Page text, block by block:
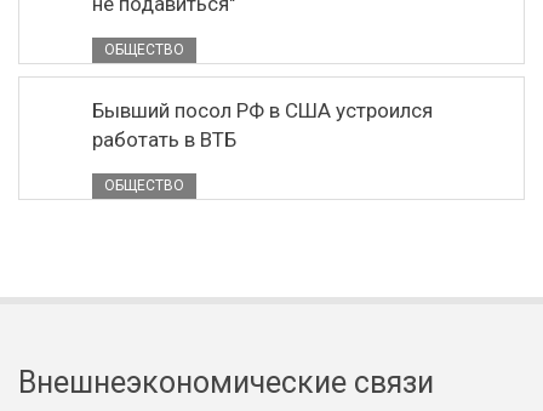
ОБЩЕСТВО
Бывший посол РФ в США устроился
работать в ВТБ
ОБЩЕСТВО
Внешнеэкономические связи